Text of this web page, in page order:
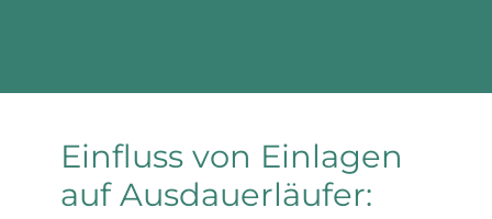
Technologie
Mein Konto
Einfluss von Einlagen
auf Ausdauerläufer: